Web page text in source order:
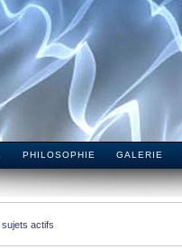
PHILOSOPHIE GALERIE
sujets actifs